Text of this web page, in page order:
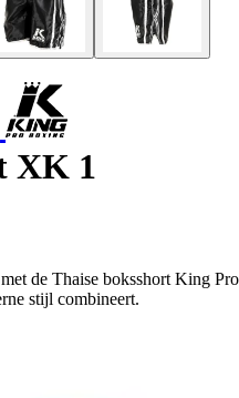
XK 1
de Thaise boksshort King Pro
stijl combineert.